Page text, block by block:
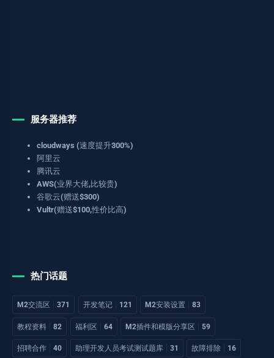
服务器推荐
cloudways (速度提升300%)
阿里云
腾讯云
AWS(业界大佬,比较贵)
谷歌云(赠送$300)
Vultr(赠送$100,性价比高)
热门话题
M2交流区 371 开发笔记 121 M2安装设置 83
教程资料 82 福利区 64 M2插件和模版分享区 59
招聘合作 40 助理开发人员考试测试题库 31 故障排除 16